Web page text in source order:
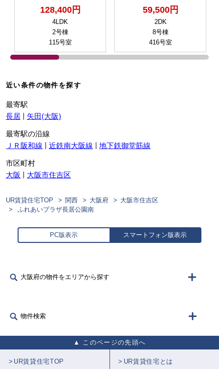
128,400円
4LDK
2号棟
115号室
59,500円
2DK
8号棟
416号室
近い条件の物件を探す
最寄駅
長居
矢田(大阪)
最寄駅の沿線
ＪＲ阪和線
近鉄南大阪線 地下鉄御堂筋線
市区町村
大阪
大阪市住吉区
UR賃貸住宅TOP 関西 大阪府
大阪市住吉区
ふれあいプラザ長居公園南
PC版表示 スマートフォン版表示
大阪府の物件をエリアから探す
物件検索
このページの先頭へ
UR賃貸住宅TOP UR賃貸住宅とは